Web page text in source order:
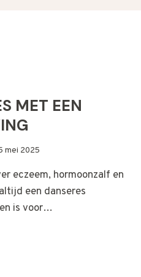
MET EEN
mei 2025
eczeem, hormoonzalf en
een danseres
is voor…